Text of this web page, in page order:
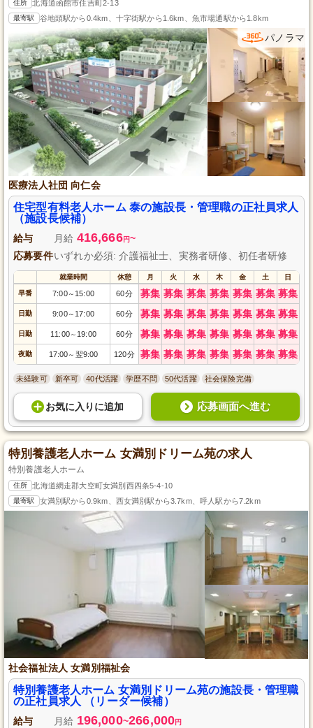
住所 北海道函館市住吉町2-13
最寄駅 谷地頭駅から0.4km、十字街駅から1.6km、魚市場通駅から1.8km
パノラマ
医療法人社団 向仁会
住宅型有料老人ホーム 泰の施設長・管理職の正社員求人
（施設長候補）
給与 月給 416,666円~
応募要件いずれか必須: 介護福祉士、実務者研修、初任者研修
就業時間 休憩 月 火 水 木 金 土 日
早番 7:00～ 15:00 60分 募集 募集 募集 募集 募集 募集 募集
日勤 9:00～ 17:00 60分 募集 募集 募集 募集 募集 募集 募集
日勤 11:00～ 19:00 60分 募集 募集 募集 募集 募集 募集 募集
夜勤 17:00～ 翌9:00 120分 募集 募集 募集 募集 募集 募集 募集
未経験可 新卒可 40代活躍 学歴不問 50代活躍 社会保険完備
お気に入り に追加 応募画面へ進む
特別養護老人ホーム 女満別ドリーム苑の求人
特別養護老人ホーム
住所 北海道網走郡大空町女満別西四条5-4-10
最寄駅 女満別駅から0.9km、西女満別駅から3.7km、呼人駅から7.2km
社会福祉法人 女満別福祉会
特別養護老人ホーム 女満別ドリーム苑の施設長・管理職
の正社員求人 （リーダー候補）
給与 月給 196,000~266,000円